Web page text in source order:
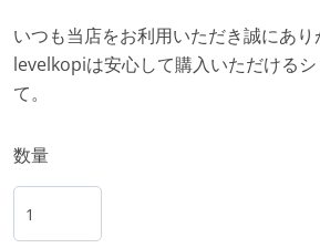
いつも当店をお利用いただき誠にあり
levelkopiは安心して購入いただける
て。
数量